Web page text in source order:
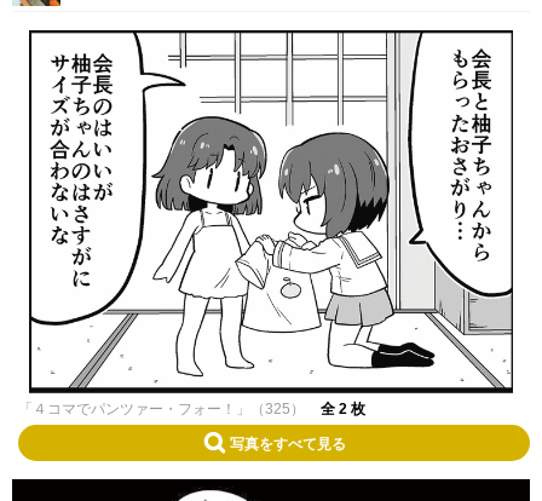
「４コマでパンツァー・フォー！」（325） 全 2 枚
写真をすべて見る